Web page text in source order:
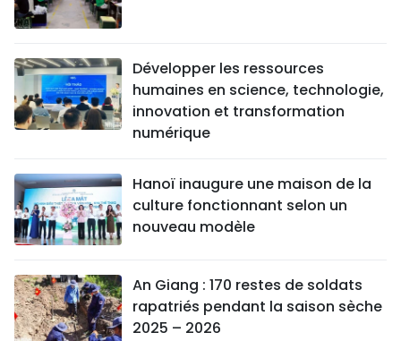
Développer les ressources
humaines en science, technologie,
innovation et transformation
numérique
Hanoï inaugure une maison de la
culture fonctionnant selon un
nouveau modèle
An Giang : 170 restes de soldats
rapatriés pendant la saison sèche
2025 – 2026